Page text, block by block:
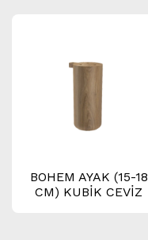
BOHEM AYAK (15-18
CM) KUBİK CEVİZ